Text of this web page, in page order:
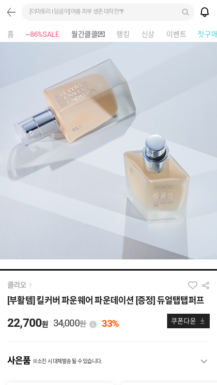
[더마토리 l 담곰이] 여름 피부 생존 대작전🌴
홈 ~86%SALE 월간클클💌 랭킹 신상 이벤트 첫구
클리오
[부활템] 킬커버 파운웨어 파운데이션 [증정] 듀얼탭탭퍼프
22,700원 34,000원 33% 쿠폰다운
사은품 ※소진 시 대체발송 될 수 있습니다.